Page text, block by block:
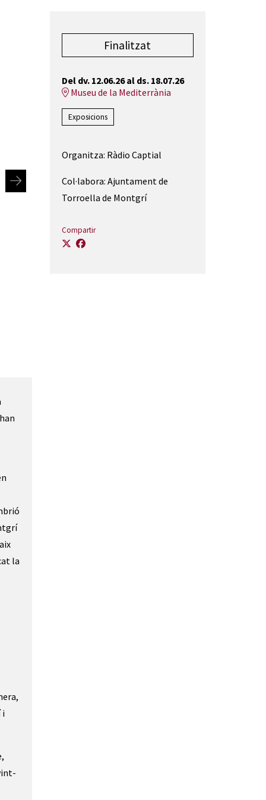
la
i
Finalitzat
Del dv. 12.06.26al ds. 18.07.26
Museu de la Mediterrània
Exposicions
Organitza: Ràdio Captial
Col·labora: Ajuntament de
Torroella de Montgrí
Compartir